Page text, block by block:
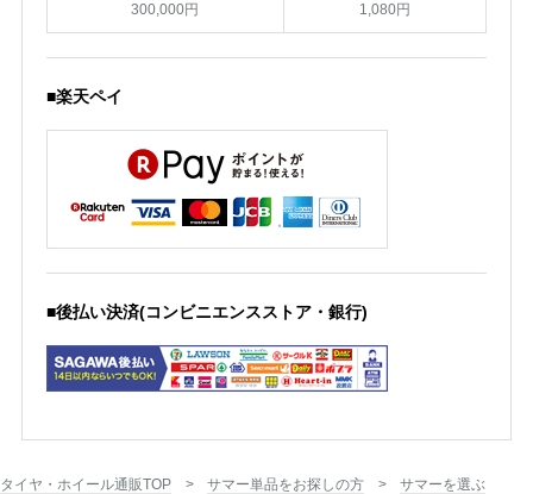
300,000円 1,080円
■楽天ペイ
■後払い決済(コンビニエンスストア・銀行)
タイヤ・ホイール通販TOP サマー単品をお探しの方
サマーを選ぶ